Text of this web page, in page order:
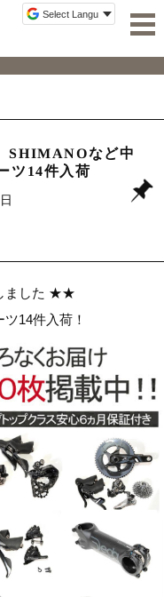
SHIMANOなど中
ツ14件入荷
ました ★★
14件入荷！